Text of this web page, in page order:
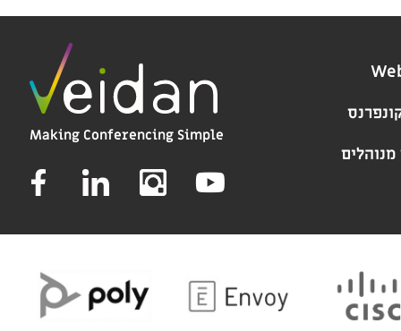
מנוהלים
Making Conferencing Simple
Y
o
u
b